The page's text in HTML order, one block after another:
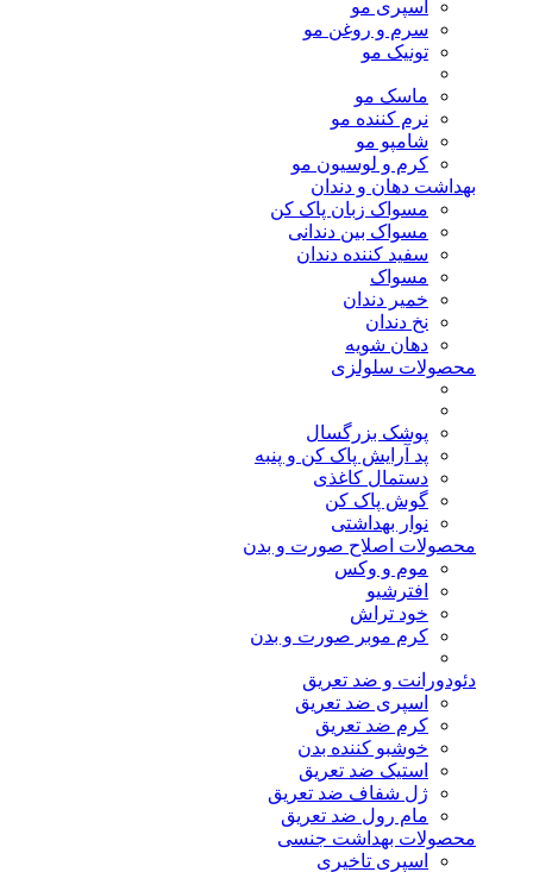
اسپری مو
سرم و روغن مو
تونیک مو
ماسک مو
نرم کننده مو
شامپو مو
کرم و لوسیون مو
بهداشت دهان و دندان
مسواک زبان پاک کن
مسواک بین دندانی
سفید کننده دندان
مسواک
خمیر دندان
نخ دندان
دهان شویه
محصولات سلولزی
پوشک بزرگسال
پد آرایش پاک کن و پنبه
دستمال کاغذی
گوش پاک کن
نوار بهداشتی
محصولات اصلاح صورت و بدن
موم و وکس
افترشیو
خود تراش
کرم موبر صورت و بدن
دئودورانت و ضد تعریق
اسپری ضد تعریق
کرم ضد تعریق
خوشبو کننده بدن
استیک ضد تعریق
ژل شفاف ضد تعریق
مام رول ضد تعریق
محصولات بهداشت جنسی
اسپری تاخیری